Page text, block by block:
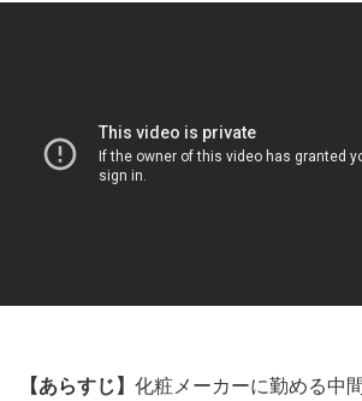
【あらすじ】 化粧メーカーに勤める中